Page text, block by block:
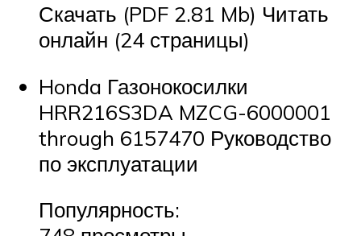
Скачать (PDF 2.81 Mb) Читать
онлайн (24 страницы)
Honda Газонокосилки
HRR216S3DA MZCG-6000001
through 6157470 Руководство
по эксплуатации
Популярность: